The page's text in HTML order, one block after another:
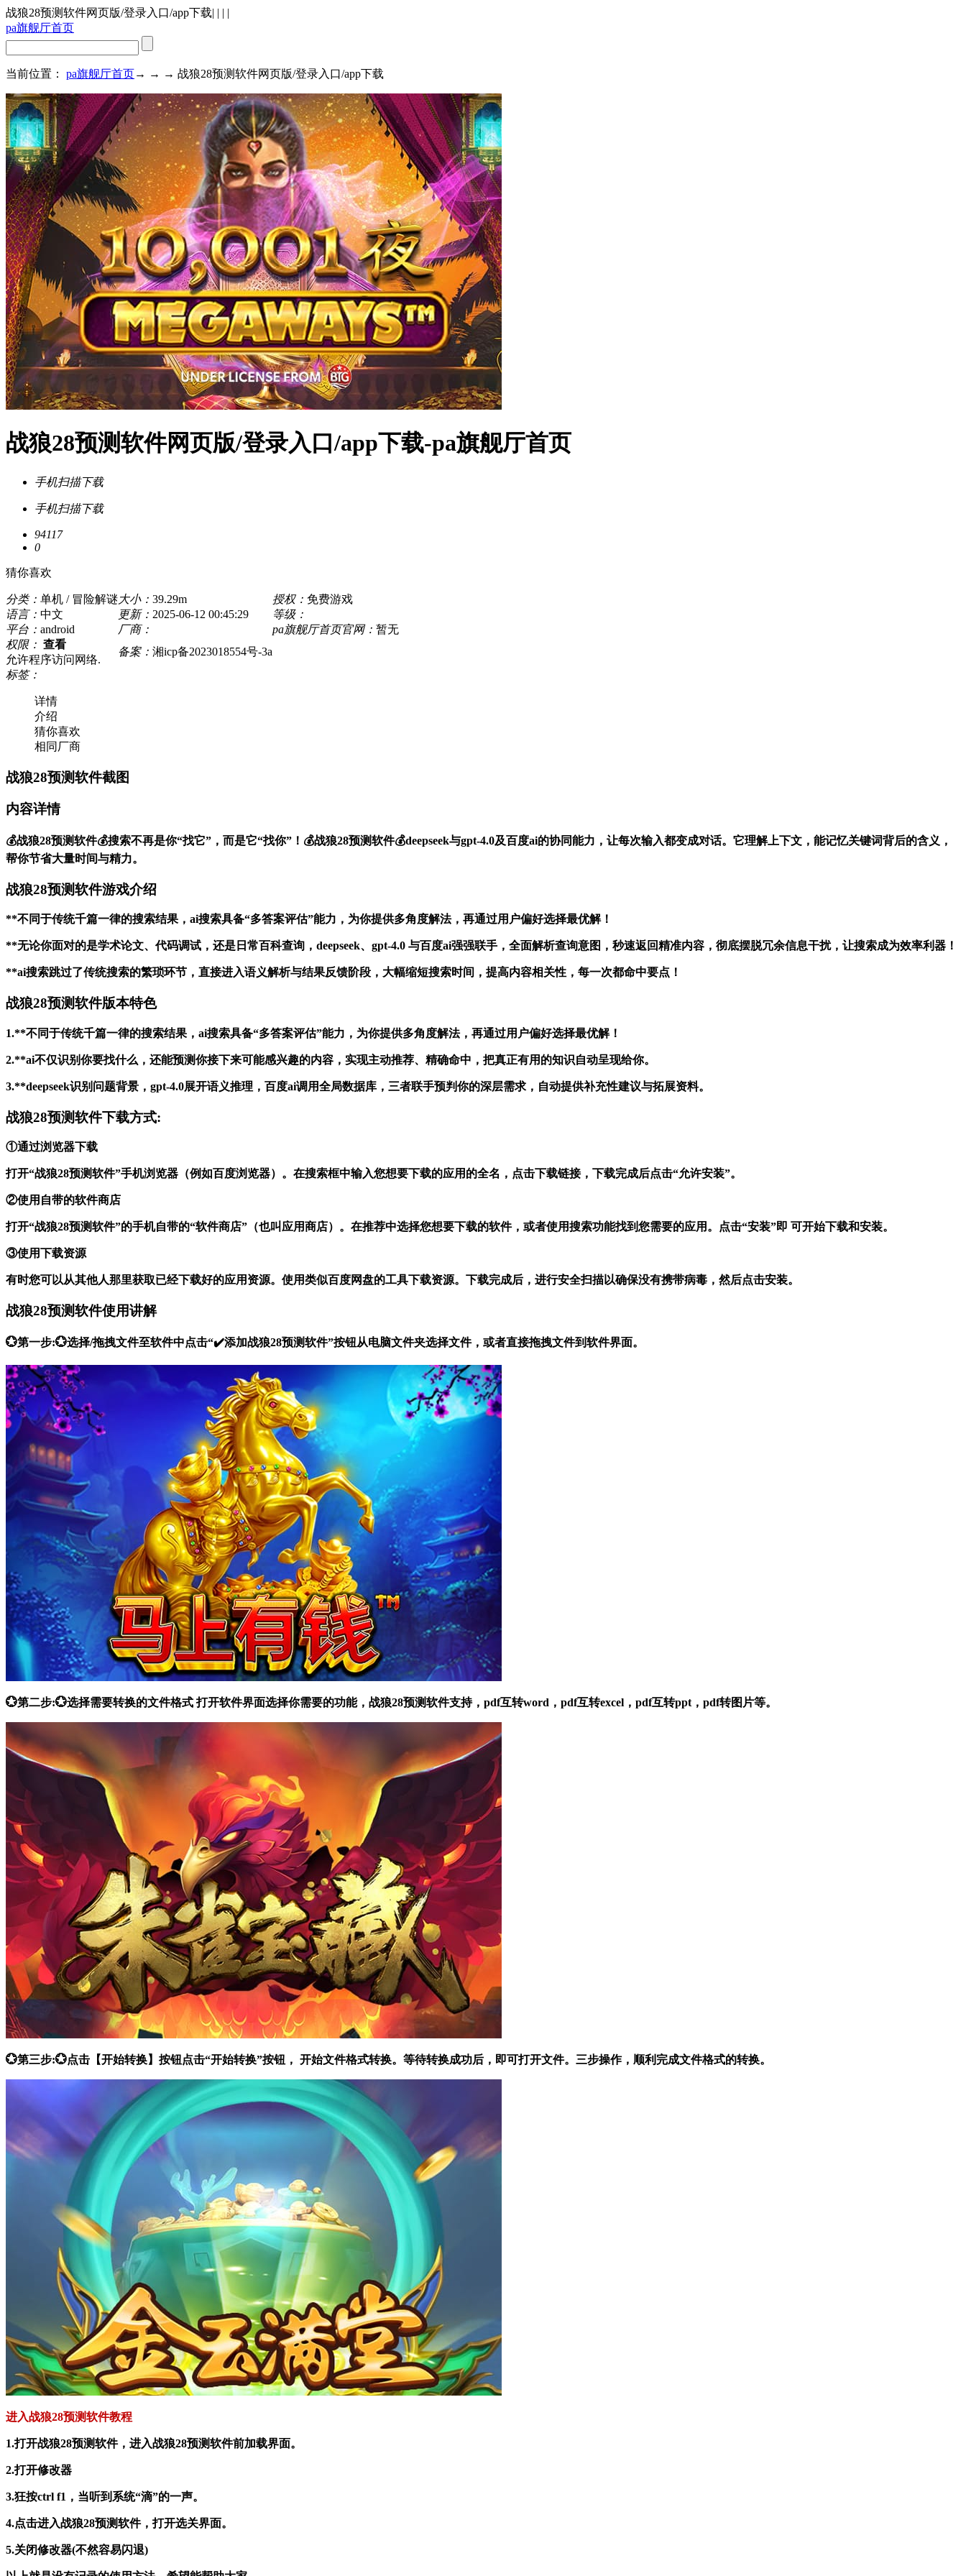
战狼28预测软件网页版/登录入口/app下载| | | |
pa旗舰厅首页
当前位置： pa旗舰厅首页→ → → 战狼28预测软件网页版/登录入口/app下载
战狼28预测软件网页版/登录入口/app下载-pa旗舰厅首页
手机扫描下载
手机扫描下载
94117
0
猜你喜欢
分类： 单机 / 冒险解谜大小： 39.29m 授权： 免费游戏
语言： 中文 更新： 2025-06-12 00:45:29
等级：
平台： android 厂商： pa旗舰厅首页官网： 暂无
权限： 查看
允许程序访问网络.
备案： 湘icp备2023018554号-3a
标签：
详情
介绍
猜你喜欢
相同厂商
战狼28预测软件截图
内容详情
💰战狼28预测软件💰搜索不再是你“找它”，而是它“找你”！💰战狼28预测软件💰deepseek与gpt-4.0及百度ai的协同能力，让每次输入都变成对话。它理解上下文，能记忆关键词背后的含义，
帮你节省大量时间与精力。
战狼28预测软件游戏介绍
**不同于传统千篇一律的搜索结果，ai搜索具备“多答案评估”能力，为你提供多角度解法，再通过用户偏好选择最优解！
**无论你面对的是学术论文、代码调试，还是日常百科查询，deepseek、gpt-4.0 与百度ai强强联手，全面解析查询意图，秒速返回精准内容，彻底摆脱冗余信息干扰，让搜索成为效率利器！
**ai搜索跳过了传统搜索的繁琐环节，直接进入语义解析与结果反馈阶段，大幅缩短搜索时间，提高内容相关性，每一次都命中要点！
战狼28预测软件版本特色
1.**不同于传统千篇一律的搜索结果，ai搜索具备“多答案评估”能力，为你提供多角度解法，再通过用户偏好选择最优解！
2.**ai不仅识别你要找什么，还能预测你接下来可能感兴趣的内容，实现主动推荐、精确命中，把真正有用的知识自动呈现给你。
3.**deepseek识别问题背景，gpt-4.0展开语义推理，百度ai调用全局数据库，三者联手预判你的深层需求，自动提供补充性建议与拓展资料。
战狼28预测软件下载方式:
①通过浏览器下载
打开“战狼28预测软件”手机浏览器（例如百度浏览器）。在搜索框中输入您想要下载的应用的全名，点击下载链接，下载完成后点击“允许安装”。
②使用自带的软件商店
打开“战狼28预测软件”的手机自带的“软件商店”（也叫应用商店）。在推荐中选择您想要下载的软件，或者使用搜索功能找到您需要的应用。点击“安装”即 可开始下载和安装。
③使用下载资源
有时您可以从其他人那里获取已经下载好的应用资源。使用类似百度网盘的工具下载资源。下载完成后，进行安全扫描以确保没有携带病毒，然后点击安装。
战狼28预测软件使用讲解
💮第一步:💮选择/拖拽文件至软件中点击“✔️添加战狼28预测软件”按钮从电脑文件夹选择文件，或者直接拖拽文件到软件界面。
💮第二步:💮选择需要转换的文件格式 打开软件界面选择你需要的功能，战狼28预测软件支持，pdf互转word，pdf互转excel，pdf互转ppt，pdf转图片等。
💮第三步:💮点击【开始转换】按钮点击“开始转换”按钮， 开始文件格式转换。等待转换成功后，即可打开文件。三步操作，顺利完成文件格式的转换。
进入战狼28预测软件教程
1.打开战狼28预测软件，进入战狼28预测软件前加载界面。
2.打开修改器
3.狂按ctrl f1，当听到系统“滴”的一声。
4.点击进入战狼28预测软件，打开选关界面。
5.关闭修改器(不然容易闪退)